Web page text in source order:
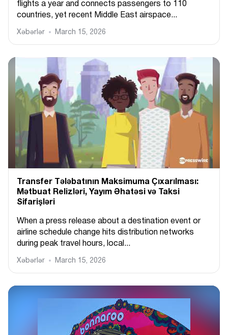
flights a year and connects passengers to 110
countries, yet recent Middle East airspace...
Xəbərlər March 15, 2026
Transfer Tələbatının Maksimuma Çıxarılması:
Mətbuat Relizləri, Yayım Əhatəsi və Taksi
Sifarişləri
When a press release about a destination event or
airline schedule change hits distribution networks
during peak travel hours, local...
Xəbərlər March 15, 2026